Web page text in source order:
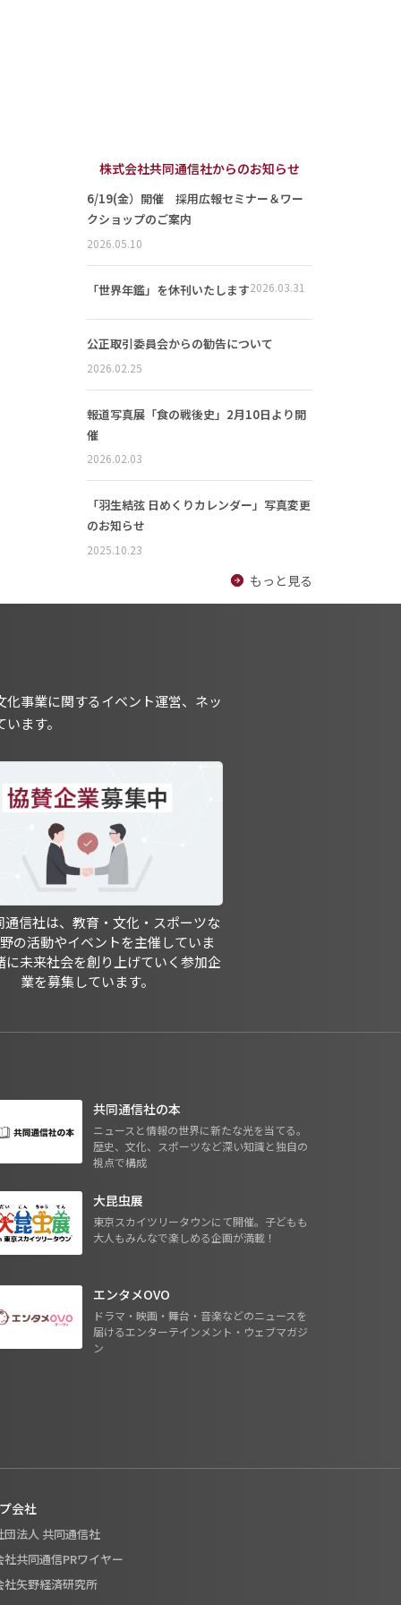
株式会社共同通信社からのお知らせ
6/19(金）開催 採用広報セミナー＆ワー
クショップのご案内
2026.05.10
「世界年鑑」を休刊いたします2026.03.31
公正取引委員会からの勧告について
2026.02.25
報道写真展「食の戦後史」2月10日より開
催
2026.02.03
「羽生結弦 日めくりカレンダー」写真変更
のお知らせ
2025.10.23
もっと見る
事業に関するイベント運営、ネッ
ます。
通信社は、教育・文化・スポーツな
の活動やイベントを主催していま
に未来社会を創り上げていく参加企
業を募集しています。
共同通信社の本
ニュースと情報の世界に新たな光を当てる。
歴史、文化、スポーツなど深い知識と独自の
視点で構成
大昆虫展
東京スカイツリータウンにて開催。子どもも
大人もみんなで楽しめる企画が満載！
エンタメOVO
ドラマ・映画・舞台・音楽などのニュースを
届けるエンターテインメント・ウェブマガジ
ン
会社
団法人 共同通信社
社共同通信PRワイヤー
社矢野経済研究所